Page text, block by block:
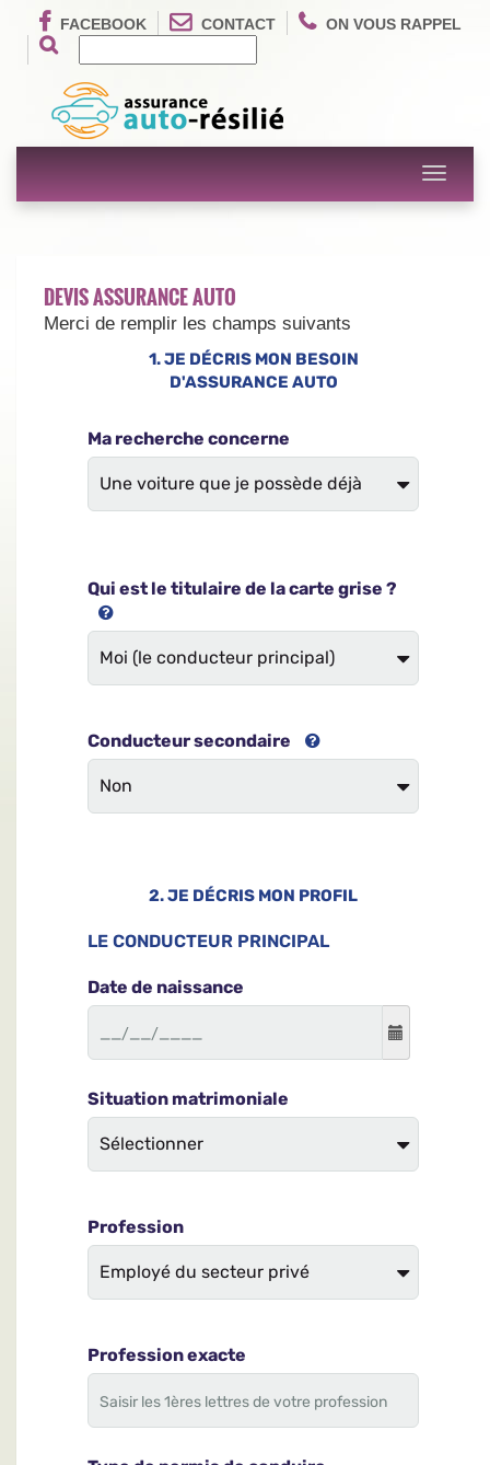
FACEBOOK CONTACT ON VOUS RAPPEL
Toggle
DEVIS ASSURANCE AUTO
Merci de remplir les champs suivants